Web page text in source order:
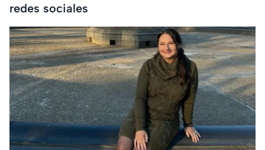
redes sociales